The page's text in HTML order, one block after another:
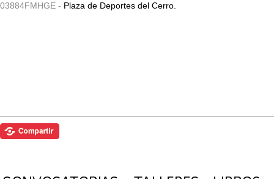
03884FMHGE - Plaza de Deportes del Cerro.